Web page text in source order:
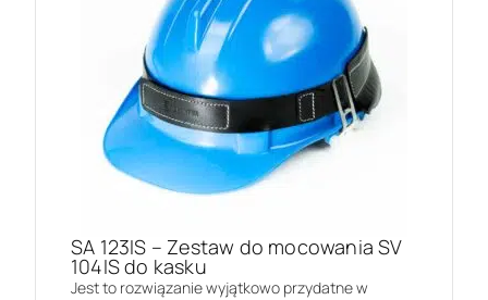
SA 123IS – Zestaw do mocowania SV
104IS do kasku
Jest to rozwiązanie wyjątkowo przydatne w